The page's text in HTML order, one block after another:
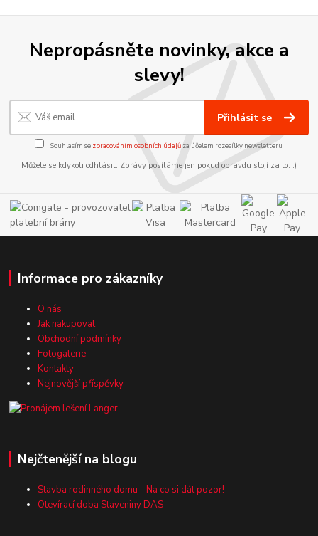
Nepropásněte novinky, akce a
slevy!
Přihlásit se
Souhlasím se zpracováním osobních údajůza účelem rozesílky newsletteru.
Můžete se kdykoli odhlásit. Zprávy posíláme jen pokud opravdu stojí za to. :)
Informace pro zákazníky
O nás
Jak nakupovat
Obchodní podmínky
Fotogalerie
Kontakty
Nejnovější příspěvky
Nejčtenější na blogu
Stavba rodinného domu - Na co si dát pozor!
Otevírací doba Staveniny DAS